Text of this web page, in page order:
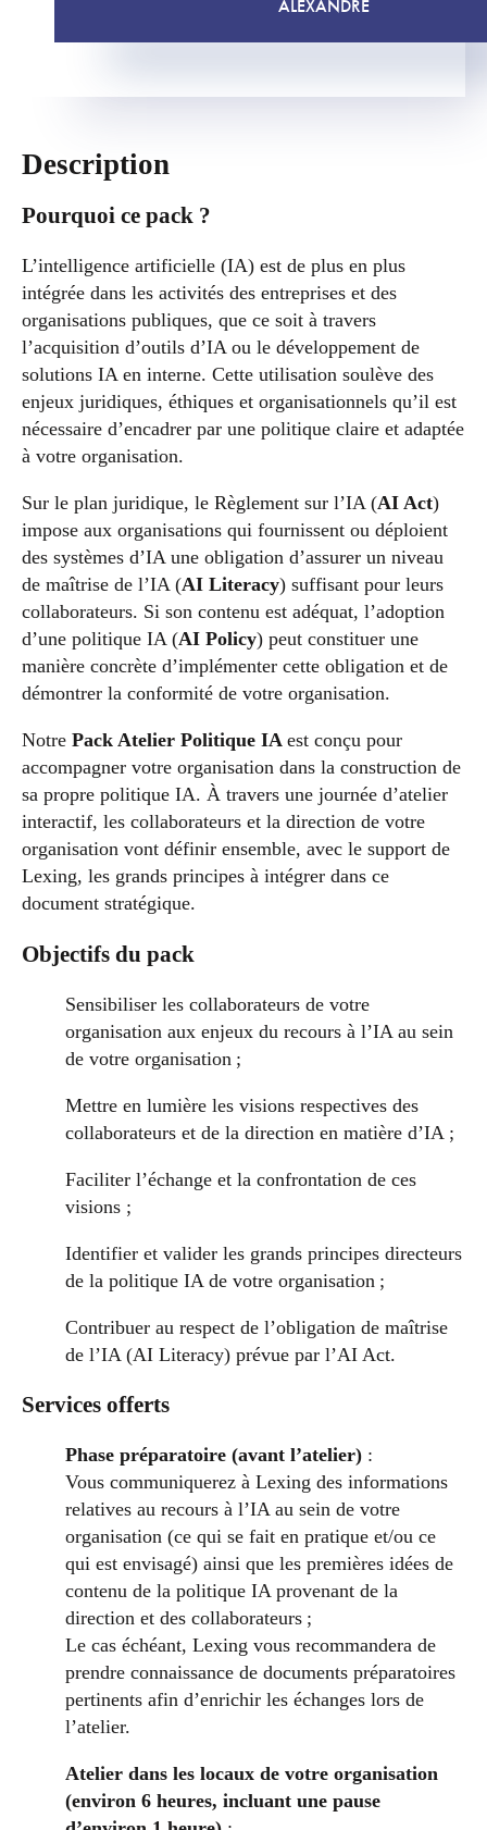
ALEXANDRE
Description
Pourquoi ce pack ?
L’intelligence artificielle (IA) est de plus en plus
intégrée dans les activités des entreprises et des
organisations publiques, que ce soit à travers
l’acquisition d’outils d’IA ou le développement de
solutions IA en interne. Cette utilisation soulève des
enjeux juridiques, éthiques et organisationnels qu’il est
nécessaire d’encadrer par une politique claire et adaptée
à votre organisation.
Sur le plan juridique, le Règlement sur l’IA (AI Act)
impose aux organisations qui fournissent ou déploient
des systèmes d’IA une obligation d’assurer un niveau
de maîtrise de l’IA (AI Literacy) suffisant pour leurs
collaborateurs. Si son contenu est adéquat, l’adoption
d’une politique IA (AI Policy) peut constituer une
manière concrète d’implémenter cette obligation et de
démontrer la conformité de votre organisation.
Notre Pack Atelier Politique IA est conçu pour
accompagner votre organisation dans la construction de
sa propre politique IA. À travers une journée d’atelier
interactif, les collaborateurs et la direction de votre
organisation vont définir ensemble, avec le support de
Lexing, les grands principes à intégrer dans ce
document stratégique.
Objectifs du pack
Sensibiliser les collaborateurs de votre
organisation aux enjeux du recours à l’IA au sein
de votre organisation ;
Mettre en lumière les visions respectives des
collaborateurs et de la direction en matière d’IA ;
Faciliter l’échange et la confrontation de ces
visions ;
Identifier et valider les grands principes directeurs
de la politique IA de votre organisation ;
Contribuer au respect de l’obligation de maîtrise
de l’IA (AI Literacy) prévue par l’AI Act.
Services offerts
Phase préparatoire (avant l’atelier) :
Vous communiquerez à Lexing des informations
relatives au recours à l’IA au sein de votre
organisation (ce qui se fait en pratique et/ou ce
qui est envisagé) ainsi que les premières idées de
contenu de la politique IA provenant de la
direction et des collaborateurs ;
Le cas échéant, Lexing vous recommandera de
prendre connaissance de documents préparatoires
pertinents afin d’enrichir les échanges lors de
l’atelier.
Atelier dans les locaux de votre organisation
(environ 6 heures, incluant une pause